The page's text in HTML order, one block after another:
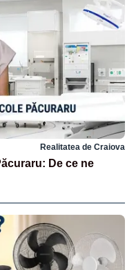
Realitatea de Craiova
De ce ne